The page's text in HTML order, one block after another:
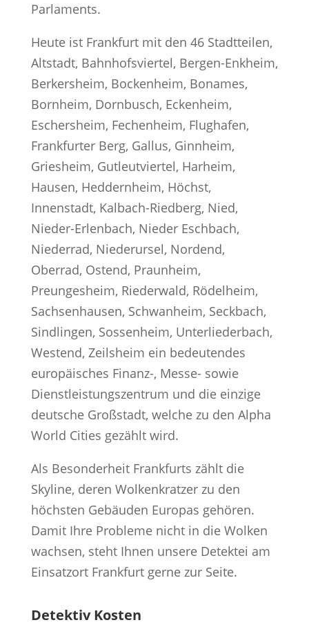
Parlaments.
Heute ist Frankfurt mit den 46 Stadtteilen,
Altstadt, Bahnhofsviertel, Bergen-Enkheim,
Berkersheim, Bockenheim, Bonames,
Bornheim, Dornbusch, Eckenheim,
Eschersheim, Fechenheim, Flughafen,
Frankfurter Berg, Gallus, Ginnheim,
Griesheim, Gutleutviertel, Harheim,
Hausen, Heddernheim, Höchst,
Innenstadt, Kalbach-Riedberg, Nied,
Nieder-Erlenbach, Nieder Eschbach,
Niederrad, Niederursel, Nordend,
Oberrad, Ostend, Praunheim,
Preungesheim, Riederwald, Rödelheim,
Sachsenhausen, Schwanheim, Seckbach,
Sindlingen, Sossenheim, Unterliederbach,
Westend, Zeilsheim ein bedeutendes
europäisches Finanz-, Messe- sowie
Dienstleistungszentrum und die einzige
deutsche Großstadt, welche zu den Alpha
World Cities gezählt wird.
Als Besonderheit Frankfurts zählt die
Skyline, deren Wolkenkratzer zu den
höchsten Gebäuden Europas gehören.
Damit Ihre Probleme nicht in die Wolken
wachsen, steht Ihnen unsere Detektei am
Einsatzort Frankfurt gerne zur Seite.
Detektiv Kosten